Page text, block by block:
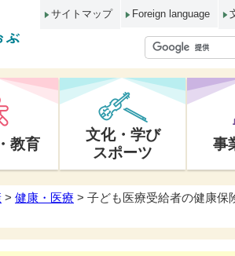
サイトマップ Foreign language
教育
文化・学び
スポーツ
事
> 健康・医療 > 子ども医療受給者の健康保